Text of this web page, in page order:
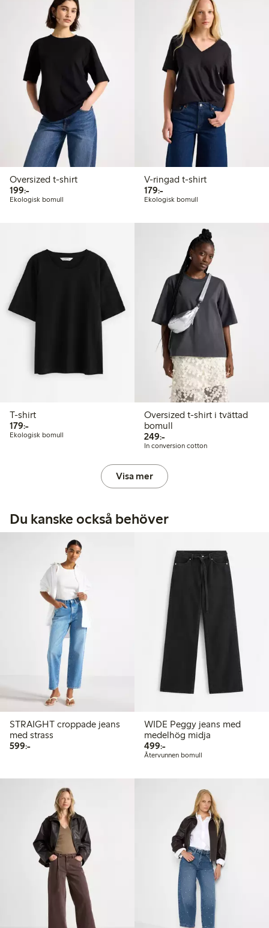
Oversized t-shirt
199:-199,00 kr
Ekologisk bomull
V-ringad t-shirt
179:-179,00 kr
Ekologisk bomull
T-shirt
179:-179,00 kr
Ekologisk bomull
Oversized t-shirt i tvättad
bomull
249:-249,00 kr
In conversion cotton
Visa mer
Du kanske också behöver
STRAIGHT croppade jeans
med strass
599:-599,00 kr
WIDE Peggy jeans med
medelhög midja
499:-499,00 kr
Återvunnen bomull